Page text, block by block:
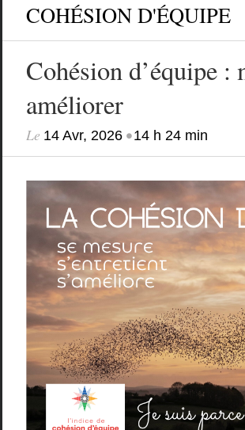
COHÉSION D'ÉQUIPE
Cohésion d’équipe :
améliorer
Le 14 Avr, 2026•14 h 24 min